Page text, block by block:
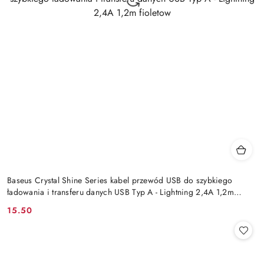
Baseus Crystal Shine Series kabel przewód USB do szybkiego
ładowania i transferu danych USB Typ A - Lightning 2,4A 1,2m
Cena:
15.50